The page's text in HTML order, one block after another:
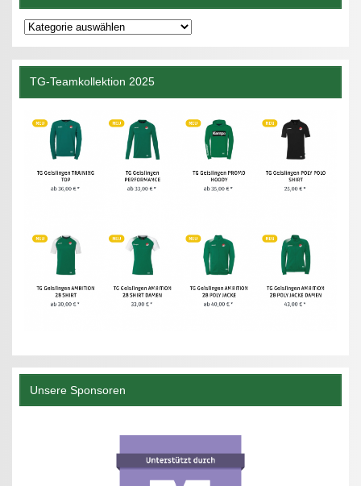
Kategorien
TG-Teamkollektion 2025
Unsere Sponsoren